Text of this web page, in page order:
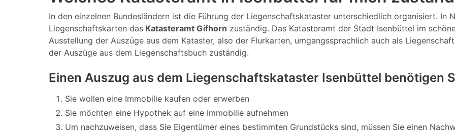
In den einzelnen Bundesländern ist die Führung der Liegenschaftskataster unterschiedlich organisiert. In
Liegenschaftskarten das Katasteramt Gifhorn zuständig. Das Katasteramt der Stadt Isenbüttel im
Ausstellung der Auszüge aus dem Kataster, also der Flurkarten, umgangssprachlich auch als
der Auszüge aus dem Liegenschaftsbuch zuständig.
Einen Auszug aus dem Liegenschaftskataster Isenbüttel benötigen
Sie wollen eine Immobilie kaufen oder erwerben
Sie möchten eine Hypothek auf eine Immobilie aufnehmen
Um nachzuweisen, dass Sie Eigentümer eines bestimmten Grundstücks sind, müssen Sie einen